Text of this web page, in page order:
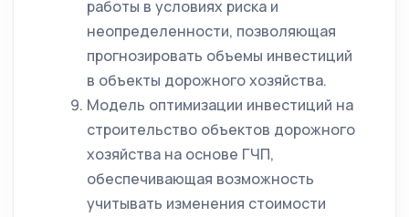
работы в условиях риска и
неопределенности, позволяющая
прогнозировать объемы инвестиций
в объекты дорожного хозяйства.
Модель оптимизации инвестиций на
строительство объектов дорожного
хозяйства на основе ГЧП,
обеспечивающая возможность
учитывать изменения стоимости